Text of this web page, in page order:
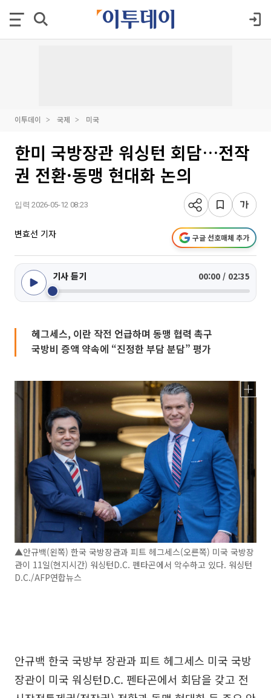
이투데이 국제 미국
한미 국방장관 워싱턴 회담…전작
권 전환·동맹 현대화 논의
입력 2026-05-12 08:23
변효선 기자 구글 선호매체 추가
기사 듣기 00:00 / 02:35
헤그세스, 이란 작전 언급하며 동맹 협력 촉구
국방비 증액 약속에 “진정한 부담 분담” 평가
▲안규백(왼쪽) 한국 국방장관과 피트 헤그세스(오른쪽) 미국 국방장
관이 11일(현지시간) 워싱턴D.C. 펜타곤에서 악수하고 있다. 워싱턴
D.C./AFP연합뉴스
안규백 한국 국방부 장관과 피트 헤그세스 미국 국방
장관이 미국 워싱턴D.C. 펜타곤에서 회담을 갖고 전